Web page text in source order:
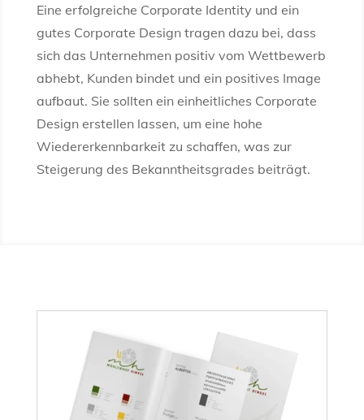
Eine erfolgreiche Corporate Identity und ein
gutes Corporate Design tragen dazu bei, dass
sich das Unternehmen positiv vom Wettbewerb
abhebt, Kunden bindet und ein positives Image
aufbaut. Sie sollten ein einheitliches Corporate
Design erstellen lassen, um eine hohe
Wiedererkennbarkeit zu schaffen, was zur
Steigerung des Bekanntheitsgrades beiträgt.